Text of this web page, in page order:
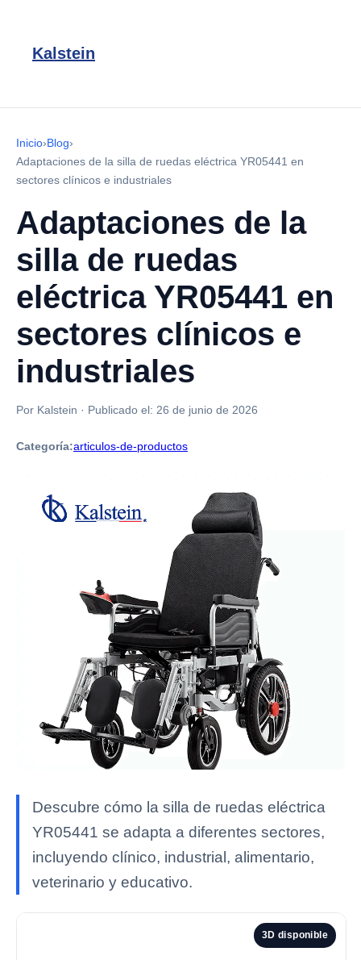
Kalstein
Inicio›Blog›
Adaptaciones de la silla de ruedas eléctrica YR05441 en
sectores clínicos e industriales
Adaptaciones de la
silla de ruedas
eléctrica YR05441 en
sectores clínicos e
industriales
Por Kalstein · Publicado el: 26 de junio de 2026
Categoría:articulos-de-productos
Descubre cómo la silla de ruedas eléctrica
YR05441 se adapta a diferentes sectores,
incluyendo clínico, industrial, alimentario,
veterinario y educativo.
3D disponible